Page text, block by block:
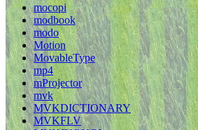
mocopi
modbook
modo
Motion
MovableType
mp4
mProjector
mvk
MVKDICTIONARY
MVKFLV